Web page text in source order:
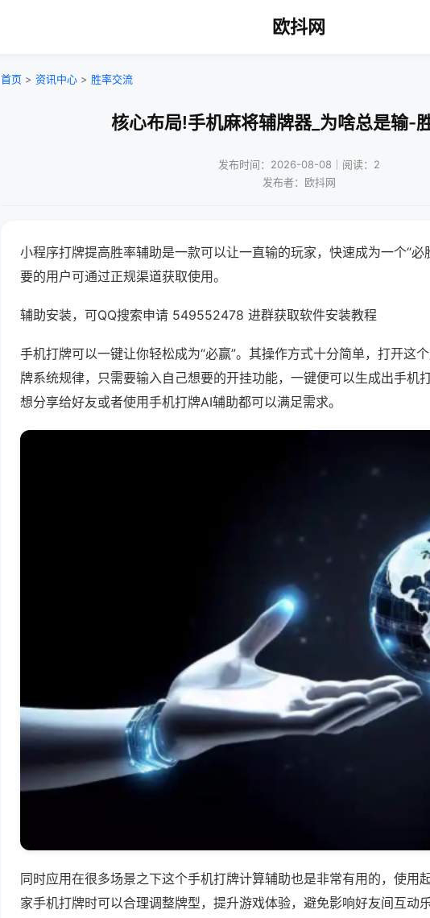
欧抖网
首页 > 资讯中心 > 胜率交流
核心布局!手机麻将辅牌器_为啥总是输-
发布时间：2026-08-08｜阅读：2
发布者：欧抖网
小程序打牌提高胜率辅助是一款可以让一直输的玩家，快速成为一个“必
要的用户可通过正规渠道获取使用。
辅助安装，可QQ搜索申请 549552478 进群获取软件安装教程
手机打牌可以一键让你轻松成为“必赢”。其操作方式十分简单，打开这
牌系统规律，只需要输入自己想要的开挂功能，一键便可以生成出手机
想分享给好友或者使用手机打牌AI辅助都可以满足需求。
同时应用在很多场景之下这个手机打牌计算辅助也是非常有用的，使用
家手机打牌时可以合理调整牌型，提升游戏体验，避免影响好友间互动乐